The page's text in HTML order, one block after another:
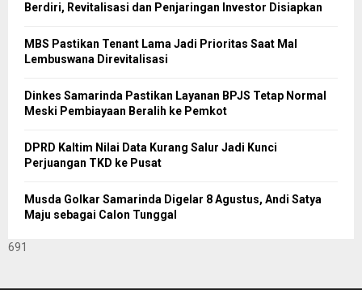
Berdiri, Revitalisasi dan Penjaringan Investor Disiapkan
MBS Pastikan Tenant Lama Jadi Prioritas Saat Mal
Lembuswana Direvitalisasi
Dinkes Samarinda Pastikan Layanan BPJS Tetap Normal
Meski Pembiayaan Beralih ke Pemkot
DPRD Kaltim Nilai Data Kurang Salur Jadi Kunci
Perjuangan TKD ke Pusat
Musda Golkar Samarinda Digelar 8 Agustus, Andi Satya
Maju sebagai Calon Tunggal
691